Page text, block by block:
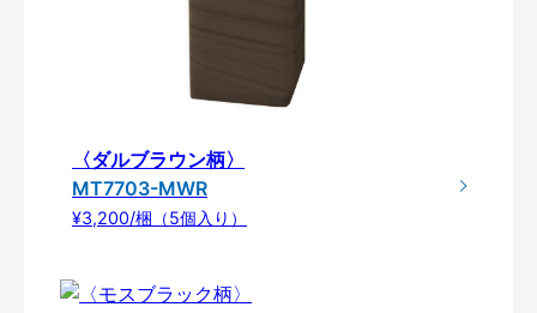
〈ダルブラウン柄〉
MT7703-MWR
¥3,200/梱（5個入り）